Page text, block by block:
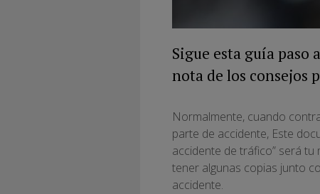
Sigue esta guía paso
nota de los consejos
Normalmente, cuando
parte de accidente, Este
accidente de tráfico” será
tener algunas copias junto
accidente.